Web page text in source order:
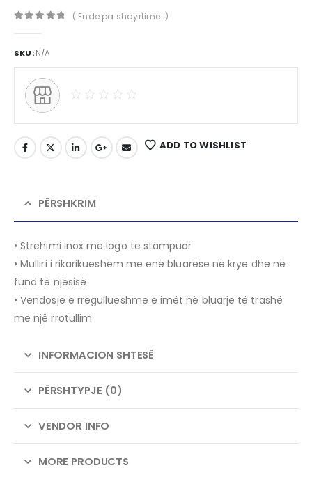
( Ende pa shqyrtime. )
SKU:N/A
ADD TO WISHLIST
PËRSHKRIM
• Strehimi inox me logo të stampuar
• Mulliri i rikarikueshëm me enë bluarëse në krye dhe në
fund të njësisë
• Vendosje e rregullueshme e imët në bluarje të trashë
me një rrotullim
INFORMACION SHTESË
PËRSHTYPJE (0)
VENDOR INFO
MORE PRODUCTS